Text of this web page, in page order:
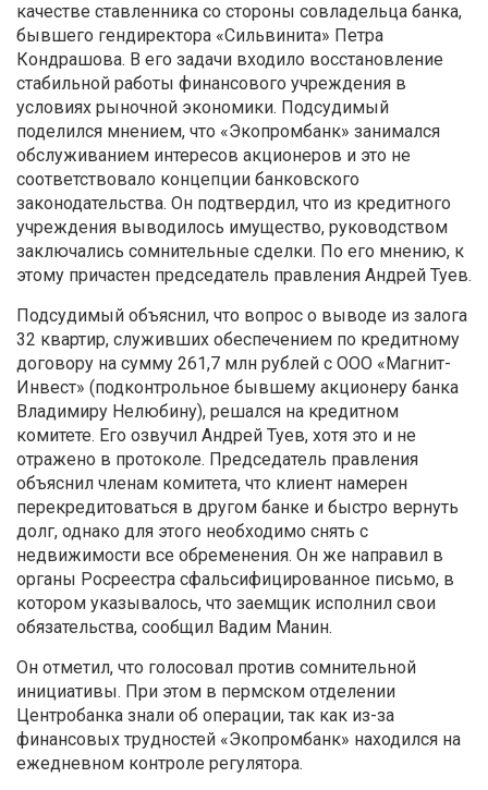
качестве ставленника со стороны совладельца банка,
бывшего гендиректора «Сильвинита» Петра
Кондрашова. В его задачи входило восстановление
стабильной работы финансового учреждения в
условиях рыночной экономики. Подсудимый
поделился мнением, что «Экопромбанк» занимался
обслуживанием интересов акционеров и это не
соответствовало концепции банковского
законодательства. Он подтвердил, что из кредитного
учреждения выводилось имущество, руководством
заключались сомнительные сделки. По его мнению, к
этому причастен председатель правления Андрей Туев.
Подсудимый объяснил, что вопрос о выводе из залога
32 квартир, служивших обеспечением по кредитному
договору на сумму 261,7 млн рублей с ООО «Магнит-
Инвест» (подконтрольное бывшему акционеру банка
Владимиру Нелюбину), решался на кредитном
комитете. Его озвучил Андрей Туев, хотя это и не
отражено в протоколе. Председатель правления
объяснил членам комитета, что клиент намерен
перекредитоваться в другом банке и быстро вернуть
долг, однако для этого необходимо снять с
недвижимости все обременения. Он же направил в
органы Росреестра сфальсифицированное письмо, в
котором указывалось, что заемщик исполнил свои
обязательства, сообщил Вадим Манин.
Он отметил, что голосовал против сомнительной
инициативы. При этом в пермском отделении
Центробанка знали об операции, так как из-за
финансовых трудностей «Экопромбанк» находился на
ежедневном контроле регулятора.